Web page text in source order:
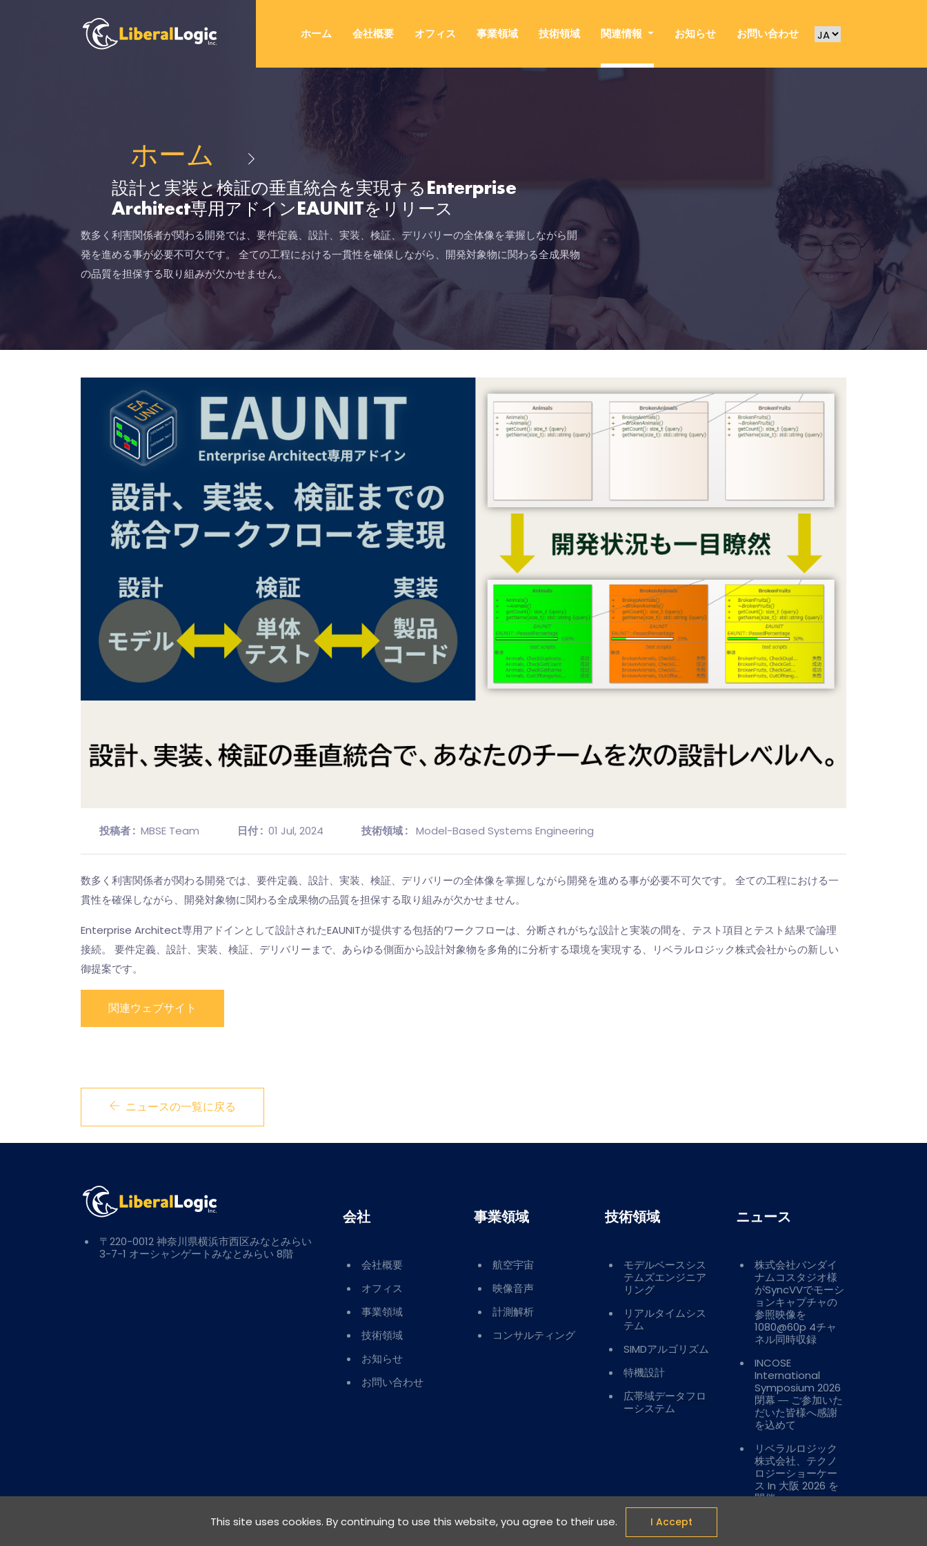
ホーム 会社概要 オフィス 事業領域 技術領域 関連情報 お知らせ お問い合わせ
ホーム
設計と実装と検証の垂直統合を実現するEnterprise
Architect専用アドインEAUNITをリリース
数多く利害関係者が関わる開発では、要件定義、設計、実装、検証、デリバリーの全体像を掌握しながら開
発を進める事が必要不可欠です。 全ての工程における一貫性を確保しながら、開発対象物に関わる全成果物
の品質を担保する取り組みが欠かせません。
投稿者 : MBSE Team 日付 : 01 Jul, 2024 技術領域 : Model-Based Systems Engineering
数多く利害関係者が関わる開発では、要件定義、設計、実装、検証、デリバリーの全体像を掌握しながら開発を進める事が必要不可欠です。 全ての工程における一
貫性を確保しながら、開発対象物に関わる全成果物の品質を担保する取り組みが欠かせません。
Enterprise Architect専用アドインとして設計されたEAUNITが提供する包括的ワークフローは、分断されがちな設計と実装の間を、テスト項目とテスト結果で論理
接続。 要件定義、設計、実装、検証、デリバリーまで、あらゆる側面から設計対象物を多角的に分析する環境を実現する、リベラルロジック株式会社からの新しい
御提案です。
関連ウェブサイト
ニュースの一覧に戻る
〒220-0012 神奈川県横浜市西区みなとみらい
3-7-1 オーシャンゲートみなとみらい 8階
会社
会社概要
オフィス
事業領域
技術領域
お知らせ
お問い合わせ
事業領域
航空宇宙
映像音声
計測解析
コンサルティング
技術領域
モデルベースシス
テムズエンジニア
リング
リアルタイムシス
テム
SIMDアルゴリズム
特機設計
広帯域データフロ
ーシステム
ニュース
株式会社バンダイ
ナムコスタジオ様
がSyncVVでモーシ
ョンキャプチャの
参照映像を
1080@60p 4チャ
ネル同時収録
INCOSE
International
Symposium 2026
閉幕 ― ご参加いた
だいた皆様へ感謝
を込めて
リベラルロジック
株式会社、テクノ
ロジーショーケー
ス In 大阪 2026 を
開催
This site uses cookies. By continuing to use this website, you agree to their use.
I Accept